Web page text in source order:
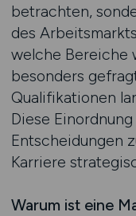
betrachten,
des
welche Bereiche
besonders
Qualifikationen
Diese
Entscheidungen
Karriere
Warum ist eine